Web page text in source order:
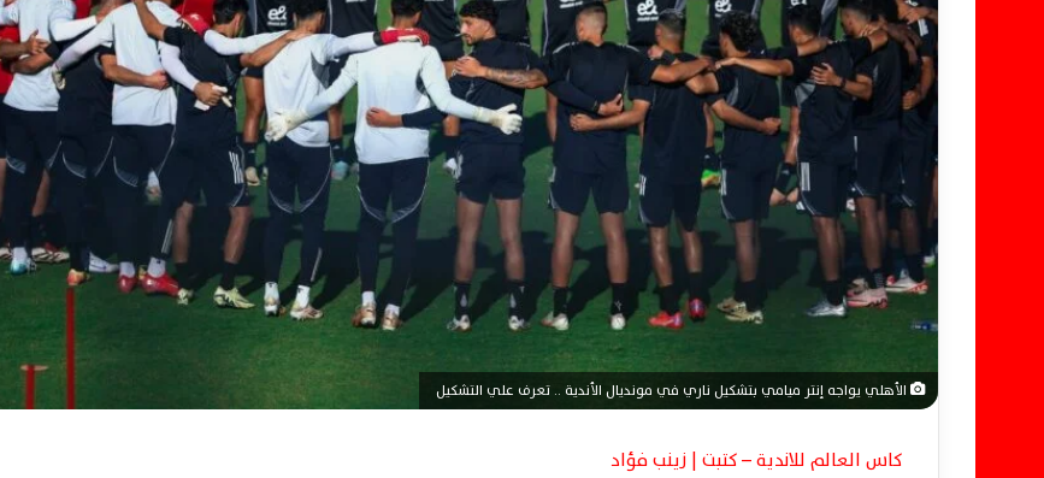
ت
و
ي
ا
الأهلي يواجه إنتر ميامي بتشكيل ناري في مونديال الأندية .. تعرف علي التشكيل
كاس العالم للاندية – كتبت | زينب فؤاد